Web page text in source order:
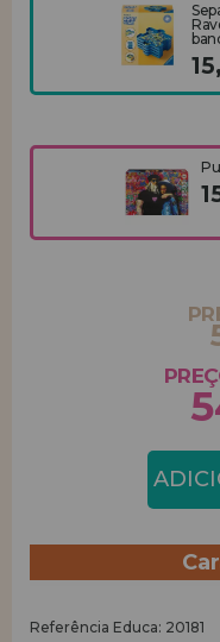
Referência Educa: 20181